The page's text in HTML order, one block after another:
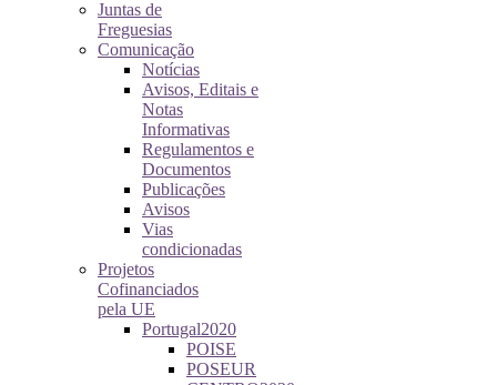
Juntas de
Freguesias
Comunicação
Notícias
Avisos, Editais e
Notas
Informativas
Regulamentos e
Documentos
Publicações
Avisos
Vias
condicionadas
Projetos
Cofinanciados
pela UE
Portugal2020
POISE
POSEUR